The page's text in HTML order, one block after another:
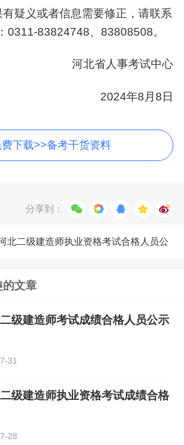
疑义或者信息需要修正，请联系
0311-83824748、83808508。
河北省人事考试中心
2024年8月8日
费下载>>备考干货资料
分享到：
北二级建造师执业资格考试合格人员公
的文章
级建造师考试成绩合格人员公示
31
级建造师执业资格考试成绩合格
28